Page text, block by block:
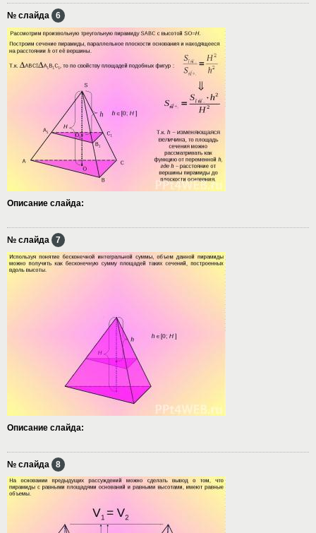
№ слайда 6
Описание слайда:
№ слайда 7
Описание слайда:
№ слайда 8